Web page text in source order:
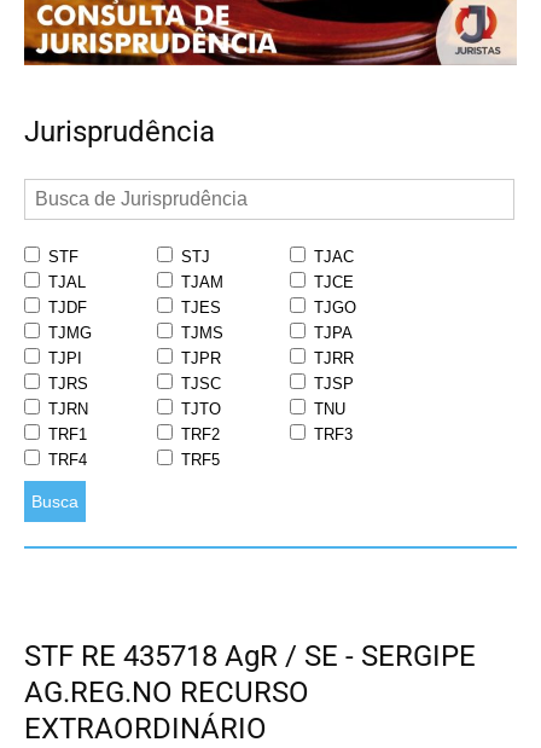
Jurisprudência
STF STJ
TJAC
TJAL
TJAM
TJCE
TJDF
TJES
TJGO
TJMG
TJMS
TJPA
TJPI
TJPR
TJRR
TJRS
TJSC
TJSP
TJRN
TJTO
TNU
TRF1
TRF2
TRF3
TRF4
TRF5
Busca
STF RE 435718 AgR / SE - SERGIPE
AG.REG.NO RECURSO
EXTRAORDINÁRIO